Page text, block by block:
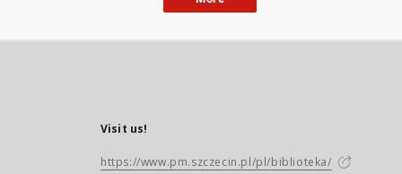
Visit us!
https://www.pm.szczecin.pl/pl/biblioteka/